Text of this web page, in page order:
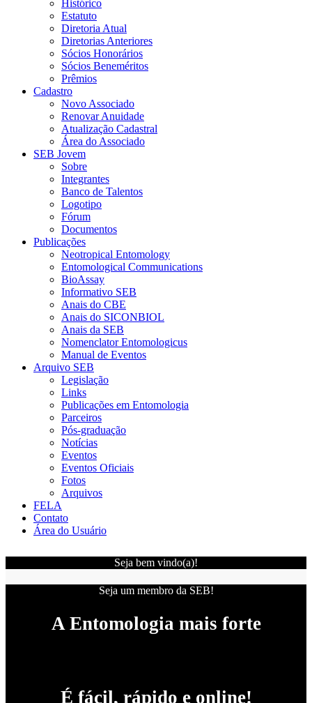
Histórico
Estatuto
Diretoria Atual
Diretorias Anteriores
Sócios Honorários
Sócios Beneméritos
Prêmios
Cadastro
Novo Associado
Renovar Anuidade
Atualização Cadastral
Área do Associado
SEB Jovem
Sobre
Integrantes
Banco de Talentos
Logotipo
Fórum
Documentos
Publicações
Neotropical Entomology
Entomological Communications
BioAssay
Informativo SEB
Anais do CBE
Anais do SICONBIOL
Anais da SEB
Nomenclator Entomologicus
Manual de Eventos
Arquivo SEB
Legislação
Links
Publicações em Entomologia
Parceiros
Pós-graduação
Notícias
Eventos
Eventos Oficiais
Fotos
Arquivos
FELA
Contato
Área do Usuário
Seja bem vindo(a)!
Seja um membro da SEB!
A Entomologia mais forte
É fácil, rápido e online!